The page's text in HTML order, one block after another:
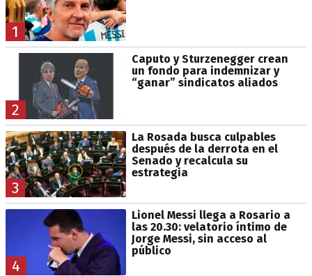
1
2
Caputo y Sturzenegger crean
un fondo para indemnizar y
“ganar” sindicatos aliados
3
La Rosada busca culpables
después de la derrota en el
Senado y recalcula su
estrategia
4
Lionel Messi llega a Rosario a
las 20.30: velatorio íntimo de
Jorge Messi, sin acceso al
público